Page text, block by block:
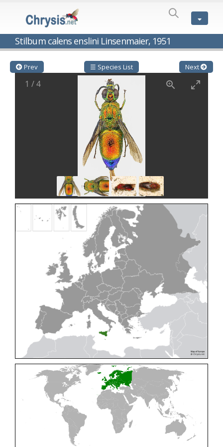
Stilbum calens enslini Linsenmaier, 1951
Genus:
Cleptes
1802
Cleptes aerosusFörster, 1853
Cleptes afer
Lucas, 1849
Linsenmaier, 1968
Linsenmaier, 1968
Cleptes nigritus rhodosensisMóczár, 2000
(Fabricius, 1793)
Cleptes nyonensisMóczár, 1997
Cleptes obsoletus
Semenov, 1891
Cleptes orientalis
Dahlbom, 1854
Lepeletier, 1806
Móczár, 1968
Buysson, 1886
Linsenmaier, 1986
Mocsáry, 1889
(Linnaeus, 1761)
Tournier, 1879
(Fabricius, 1794)
Cleptes triestensisMóczár, 2000
[E]
Elampus albipennis
Elampus ambiguusDahlbom, 1845
Elampus bidens(Förster, 1853)
Elampus cecchiniae (Semenov, 1967)
Elampus constrictus
(Förster, 1853)
Elampus foveatus
(Mocsáry, 1914)
(Buysson, 1892)
(Fabricius, 1804)
(Dahlbom, 1854)
(Semenov, 1967)
(Förster, 1853)
Prev ☰ Species List Next
1 /4